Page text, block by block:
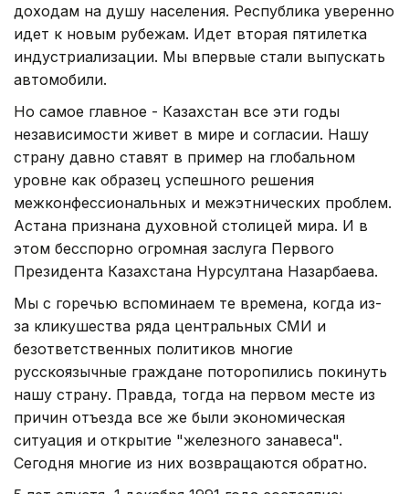
доходам на душу населения. Республика уверенно
идет к новым рубежам. Идет вторая пятилетка
индустриализации. Мы впервые стали выпускать
автомобили.
Но самое главное - Казахстан все эти годы
независимости живет в мире и согласии. Нашу
страну давно ставят в пример на глобальном
уровне как образец успешного решения
межконфессиональных и межэтнических проблем.
Астана признана духовной столицей мира. И в
этом бесспорно огромная заслуга Первого
Президента Казахстана Нурсултана Назарбаева.
Мы с горечью вспоминаем те времена, когда из-
за кликушества ряда центральных СМИ и
безответственных политиков многие
русскоязычные граждане поторопились покинуть
нашу страну. Правда, тогда на первом месте из
причин отъезда все же были экономическая
ситуация и открытие "железного занавеса".
Сегодня многие из них возвращаются обратно.